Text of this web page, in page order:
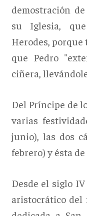
demostración
su Iglesia,
Herodes, porque
que Pedro
ciñera,
Del Príncipe de
varias
junio), las dos
febrero) y ésta de
Desde el siglo
aristocrático del